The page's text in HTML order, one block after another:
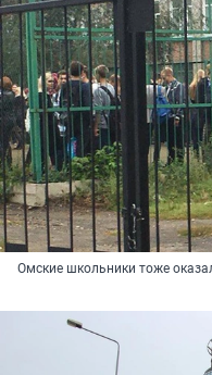
Омские школьники тоже